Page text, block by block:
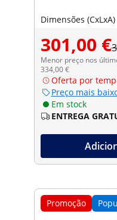
Dimensões (CxLxA)
301,00 €
Menor preço nos
334,00 €
Oferta por
Preço mais
Em stock
ENTREGA
Promoção